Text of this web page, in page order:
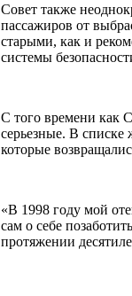
Совет также
пассажиров от
старыми, как и
системы
С того времени как
серьезные. В списке
которые
«В 1998 году мой
сам о себе
протяжении